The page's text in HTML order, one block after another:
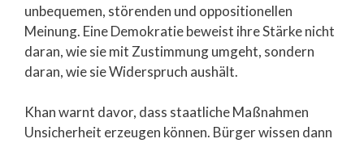
unbequemen, störenden und oppositionellen
Meinung. Eine Demokratie beweist ihre Stärke nicht
daran, wie sie mit Zustimmung umgeht, sondern
daran, wie sie Widerspruch aushält.
Khan warnt davor, dass staatliche Maßnahmen
Unsicherheit erzeugen können. Bürger wissen dann